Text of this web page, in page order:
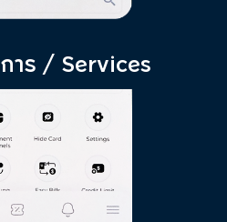
าร / Services